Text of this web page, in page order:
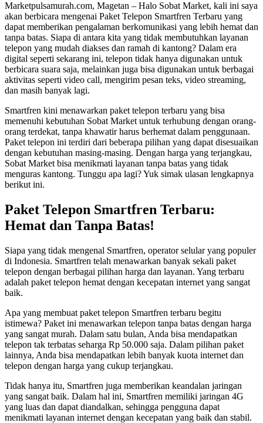
Marketpulsamurah.com, Magetan – Halo Sobat Market, kali ini saya
akan berbicara mengenai Paket Telepon Smartfren Terbaru yang
dapat memberikan pengalaman berkomunikasi yang lebih hemat dan
tanpa batas. Siapa di antara kita yang tidak membutuhkan layanan
telepon yang mudah diakses dan ramah di kantong? Dalam era
digital seperti sekarang ini, telepon tidak hanya digunakan untuk
berbicara suara saja, melainkan juga bisa digunakan untuk berbagai
aktivitas seperti video call, mengirim pesan teks, video streaming,
dan masih banyak lagi.
Smartfren kini menawarkan paket telepon terbaru yang bisa
memenuhi kebutuhan Sobat Market untuk terhubung dengan orang-
orang terdekat, tanpa khawatir harus berhemat dalam penggunaan.
Paket telepon ini terdiri dari beberapa pilihan yang dapat disesuaikan
dengan kebutuhan masing-masing. Dengan harga yang terjangkau,
Sobat Market bisa menikmati layanan tanpa batas yang tidak
menguras kantong. Tunggu apa lagi? Yuk simak ulasan lengkapnya
berikut ini.
Paket Telepon Smartfren Terbaru:
Hemat dan Tanpa Batas!
Siapa yang tidak mengenal Smartfren, operator selular yang populer
di Indonesia. Smartfren telah menawarkan banyak sekali paket
telepon dengan berbagai pilihan harga dan layanan. Yang terbaru
adalah paket telepon hemat dengan kecepatan internet yang sangat
baik.
Apa yang membuat paket telepon Smartfren terbaru begitu
istimewa? Paket ini menawarkan telepon tanpa batas dengan harga
yang sangat murah. Dalam satu bulan, Anda bisa mendapatkan
telepon tak terbatas seharga Rp 50.000 saja. Dalam pilihan paket
lainnya, Anda bisa mendapatkan lebih banyak kuota internet dan
telepon dengan harga yang cukup terjangkau.
Tidak hanya itu, Smartfren juga memberikan keandalan jaringan
yang sangat baik. Dalam hal ini, Smartfren memiliki jaringan 4G
yang luas dan dapat diandalkan, sehingga pengguna dapat
menikmati layanan internet dengan kecepatan yang baik dan stabil.